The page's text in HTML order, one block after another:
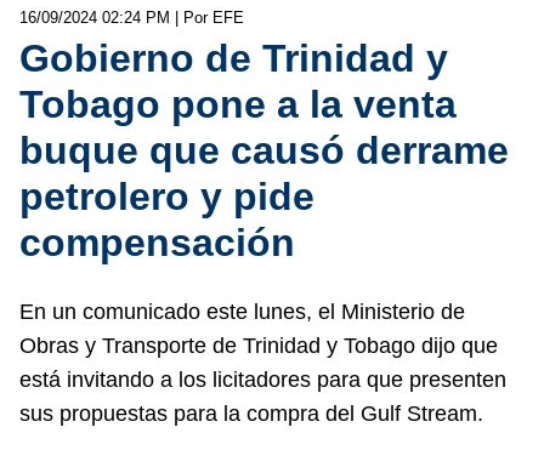
16/09/2024 02:24 PM | Por EFE
Gobierno de Trinidad y
Tobago pone a la venta
buque que causó derrame
petrolero y pide
compensación
En un comunicado este lunes, el Ministerio de
Obras y Transporte de Trinidad y Tobago dijo que
está invitando a los licitadores para que presenten
sus propuestas para la compra del Gulf Stream.